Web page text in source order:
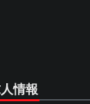
情報